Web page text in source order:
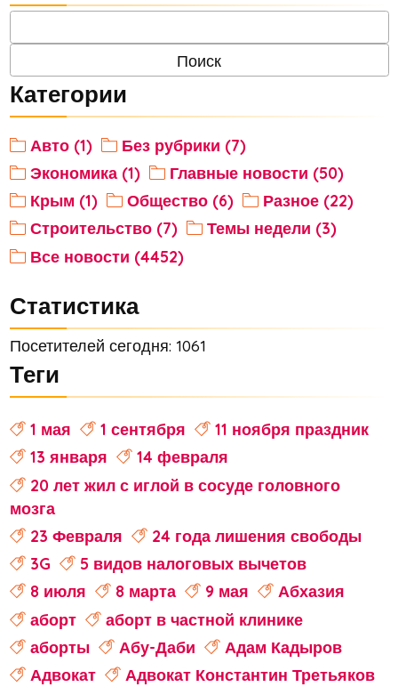
Категории
Авто (1)
Без рубрики (7)
Экономика (1)
Главные новости (50)
Крым (1)
Общество (6)
Разное (22)
Строительство (7)
Темы недели (3)
Все новости (4452)
Статистика
Посетителей сегодня: 1061
Теги
1 мая 1 сентября
11 ноября праздник
13 января
14 февраля
20 лет жил с иглой в сосуде головного
мозга
23 Февраля
24 года лишения свободы
3G
5 видов налоговых вычетов
8 июля
8 марта 9 мая
Абхазия
аборт
аборт в частной клинике
аборты
Абу-Даби
Адам Кадыров
Адвокат
Адвокат Константин Третьяков